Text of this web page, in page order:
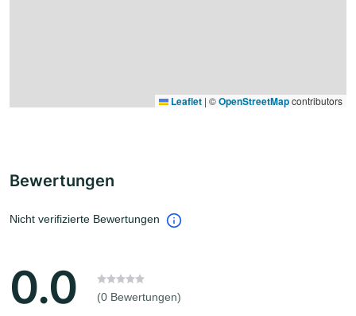
Leaflet | ©OpenStreetMapcontributors
Bewertungen
Nicht verifizierte Bewertungen
0.0 (0 Bewertungen)